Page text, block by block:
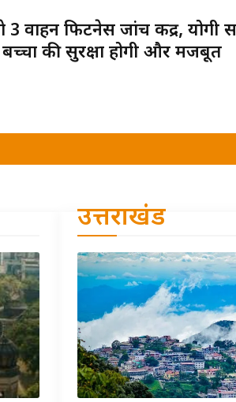
वाहन फिटनेस जांच केंद्र, योगी
की सुरक्षा होगी और मजबूत
उत्तराखंड